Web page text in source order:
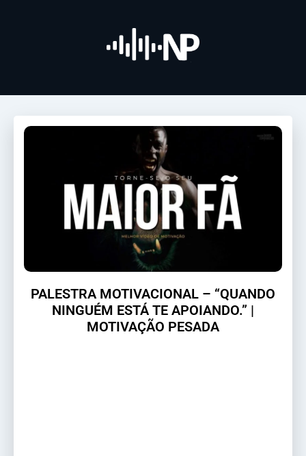
PALESTRA MOTIVACIONAL – “QUANDO
NINGUÉM ESTÁ TE APOIANDO.” |
MOTIVAÇÃO PESADA